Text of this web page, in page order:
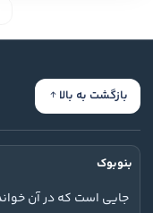
بازگشت به بالا
بنوبوک
جایی است که در آن